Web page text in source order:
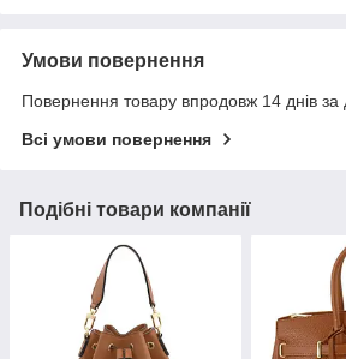
Умови повернення
Повернення товару впродовж 14 днів за
Всі умови повернення
Подібні товари компанії